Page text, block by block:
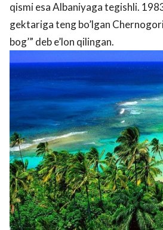
qismi esa Albaniyaga tegishli.
gektariga teng bo’lgan
bog’” deb e’lon qilingan.